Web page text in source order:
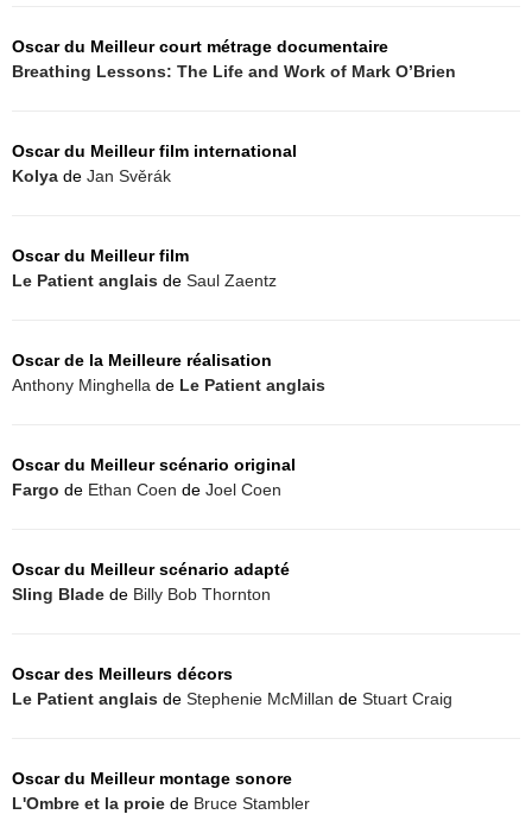
Oscar du Meilleur court métrage documentaire
Breathing Lessons: The Life and Work of Mark O’Brien
Oscar du Meilleur film international
Kolya de Jan Svěrák
Oscar du Meilleur film
Le Patient anglais de Saul Zaentz
Oscar de la Meilleure réalisation
Anthony Minghella de Le Patient anglais
Oscar du Meilleur scénario original
Fargo de Ethan Coen de Joel Coen
Oscar du Meilleur scénario adapté
Sling Blade de Billy Bob Thornton
Oscar des Meilleurs décors
Le Patient anglais de Stephenie McMillan de Stuart Craig
Oscar du Meilleur montage sonore
L'Ombre et la proie de Bruce Stambler